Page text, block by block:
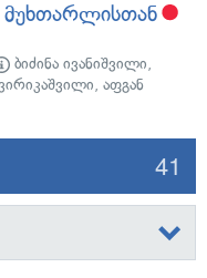
ბიძინა ივანიშვილი,
, აფგან
41